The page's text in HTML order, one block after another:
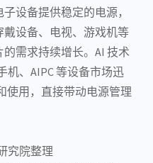
设备提供稳定的电源，
戴设备、电视、游戏机等
需求持续增长。 AI 技术
机、AIPC等设备市场迅
使用，直接带动电源管理
究院整理